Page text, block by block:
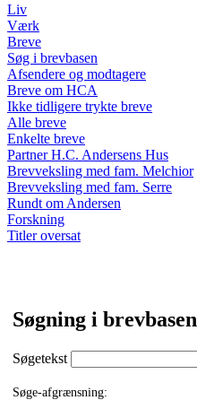
Liv
Værk
Breve
Søg i brevbasen
Afsendere og modtagere
Breve om HCA
Ikke tidligere trykte breve
Alle breve
Enkelte breve
Partner H.C. Andersens Hus
Brevveksling med fam. Melchior
Brevveksling med fam. Serre
Rundt om Andersen
Forskning
Titler oversat
Søgning i brevbasen
Søgetekst
Søge-afgrænsning: